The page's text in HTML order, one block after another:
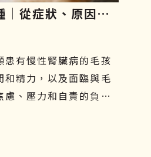
│從症狀、原因、
胞治療一一解析
患有慢性腎臟病的毛孩
和精力，以及面臨與毛
慮、壓力和自責的負面
症狀、原因、飲食及